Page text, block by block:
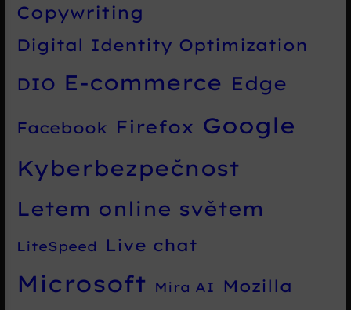
Copywriting
Digital Identity Optimization
DIO E-commerce Edge
Facebook Firefox Google
Kyberbezpečnost
Letem online světem
LiteSpeed Live chat
Microsoft Mira AI Mozilla